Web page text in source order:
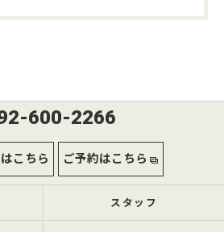
600-2266
こちら ご予約はこちら
スタッフ